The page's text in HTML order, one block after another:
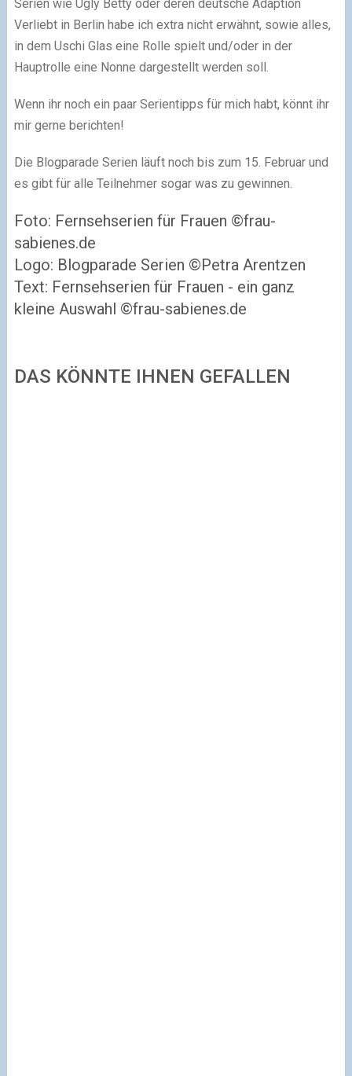
Serien wie Ugly Betty oder deren deutsche Adaption
Verliebt in Berlin habe ich extra nicht erwähnt, sowie alles,
in dem Uschi Glas eine Rolle spielt und/oder in der
Hauptrolle eine Nonne dargestellt werden soll.
Wenn ihr noch ein paar Serientipps für mich habt, könnt ihr
mir gerne berichten!
Die Blogparade Serien läuft noch bis zum 15. Februar und
es gibt für alle Teilnehmer sogar was zu gewinnen.
Foto: Fernsehserien für Frauen ©frau-
sabienes.de
Logo: Blogparade Serien ©Petra Arentzen
Text: Fernsehserien für Frauen - ein ganz
kleine Auswahl ©frau-sabienes.de
DAS KÖNNTE IHNEN GEFALLEN